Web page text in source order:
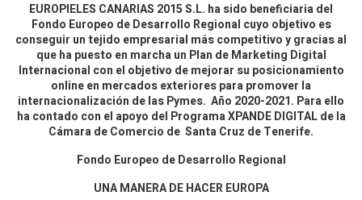
EUROPIELES CANARIAS 2015 S.L. ha sido beneficiaria del
Fondo Europeo de Desarrollo Regional cuyo objetivo es
conseguir un tejido empresarial más competitivo y gracias al
que ha puesto en marcha un Plan de Marketing Digital
Internacional con el objetivo de mejorar su posicionamiento
online en mercados exteriores para promover la
internacionalización de las Pymes. Año 2020-2021. Para ello
ha contado con el apoyo del Programa XPANDE DIGITAL de la
Cámara de Comercio de Santa Cruz de Tenerife.
Fondo Europeo de Desarrollo Regional
UNA MANERA DE HACER EUROPA